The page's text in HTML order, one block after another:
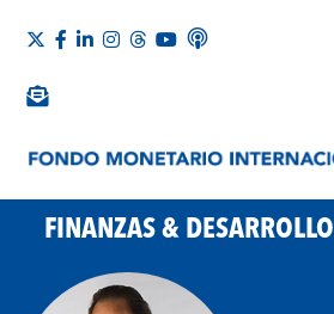
FINANZAS & DESARROLLO